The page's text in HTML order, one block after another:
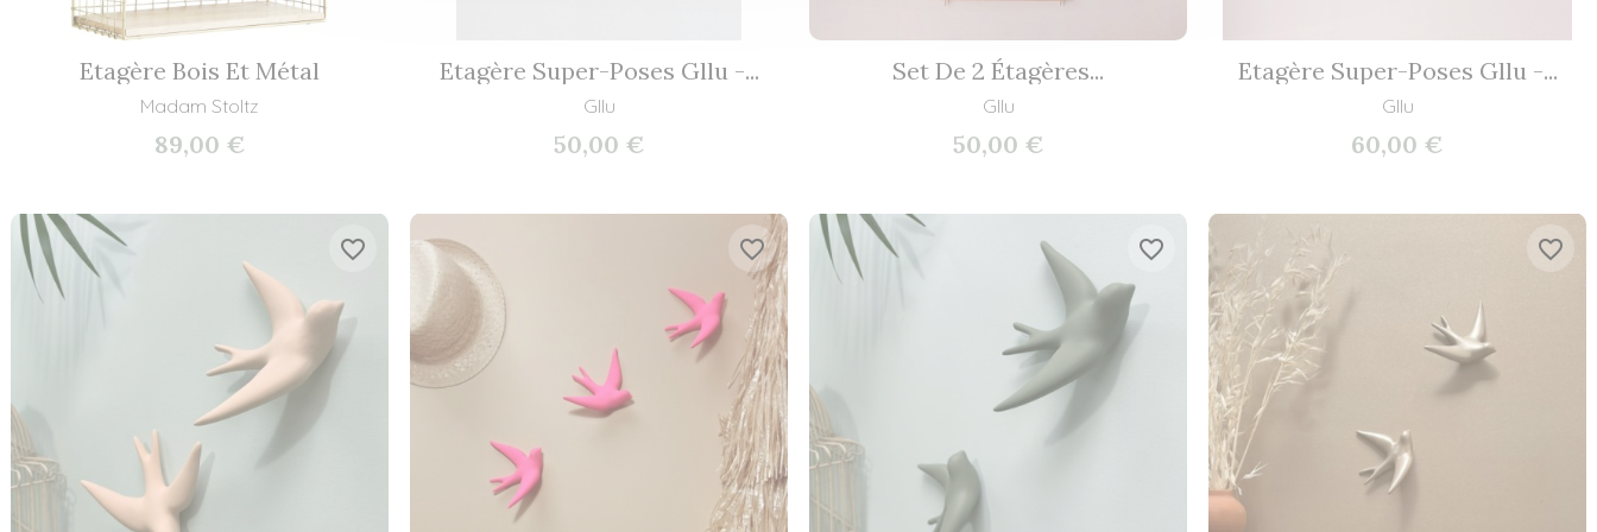
Etagère Bois Et Métal
Madam Stoltz
89,00 €
Etagère Super-Poses Gllu -...
Gllu
50,00 €
Set De 2 Étagères...
Gllu
50,00 €
Etagère Super-Poses Gllu -...
Gllu
60,00 €
favorite_border favorite_border favorite_border favorite_border